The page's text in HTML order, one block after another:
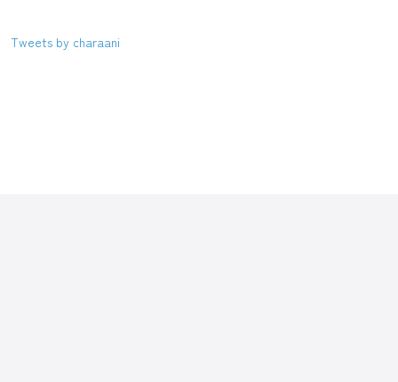
Tweets by charaani